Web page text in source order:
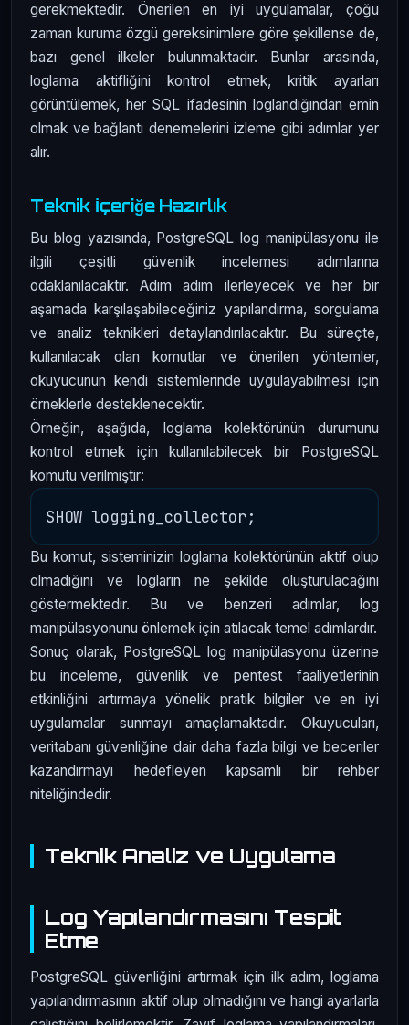
gerekmektedir. Önerilen en iyi uygulamalar, çoğu
zaman kuruma özgü gereksinimlere göre şekillense de,
bazı genel ilkeler bulunmaktadır. Bunlar arasında,
loglama aktifliğini kontrol etmek, kritik ayarları
görüntülemek, her SQL ifadesinin loglandığından emin
olmak ve bağlantı denemelerini izleme gibi adımlar yer
alır.
Teknik İçeriğe Hazırlık
Bu blog yazısında, PostgreSQL log manipülasyonu ile
ilgili çeşitli güvenlik incelemesi adımlarına
odaklanılacaktır. Adım adım ilerleyecek ve her bir
aşamada karşılaşabileceğiniz yapılandırma, sorgulama
ve analiz teknikleri detaylandırılacaktır. Bu süreçte,
kullanılacak olan komutlar ve önerilen yöntemler,
okuyucunun kendi sistemlerinde uygulayabilmesi için
örneklerle desteklenecektir.
Örneğin, aşağıda, loglama kolektörünün durumunu
kontrol etmek için kullanılabilecek bir PostgreSQL
komutu verilmiştir:
Bu komut, sisteminizin loglama kolektörünün aktif olup
olmadığını ve logların ne şekilde oluşturulacağını
göstermektedir. Bu ve benzeri adımlar, log
manipülasyonunu önlemek için atılacak temel adımlardır.
Sonuç olarak, PostgreSQL log manipülasyonu üzerine
bu inceleme, güvenlik ve pentest faaliyetlerinin
etkinliğini artırmaya yönelik pratik bilgiler ve en iyi
uygulamalar sunmayı amaçlamaktadır. Okuyucuları,
veritabanı güvenliğine dair daha fazla bilgi ve beceriler
kazandırmayı hedefleyen kapsamlı bir rehber
niteliğindedir.
Teknik Analiz ve Uygulama
Log Yapılandırmasını Tespit
Etme
PostgreSQL güvenliğini artırmak için ilk adım, loglama
yapılandırmasının aktif olup olmadığını ve hangi ayarlarla